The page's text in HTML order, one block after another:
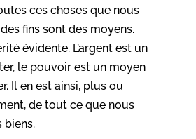
ces choses que nous
fins sont des moyens.
évidente. L’argent est un
le pouvoir est un moyen
Il en est ainsi, plus ou
de tout ce que nous
biens.